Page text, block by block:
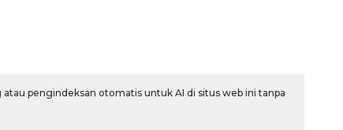
pengindeksan otomatis untuk AI di situs web ini tanpa